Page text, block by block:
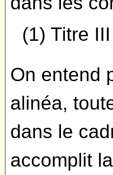
(1) Titre
On entend
alinéa,
dans le
accomplit